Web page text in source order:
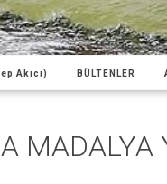
Akıcı) BÜLTENLER
MADALYA